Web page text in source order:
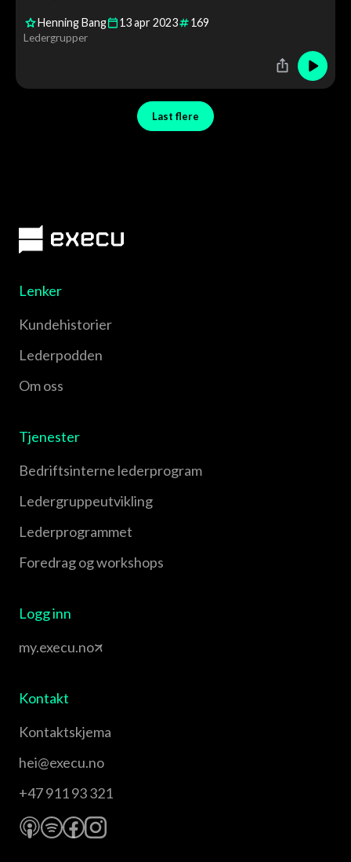
Henning Bang 13apr2023 169
Ledergrupper
Last flere
Lenker
Kundehistorier
Lederpodden
Om oss
Tjenester
Bedriftsinterne lederprogram
Leder­gruppe­utvikling
Leder­programmet
Foredrag og workshops
Logg inn
my.execu.no
Kontakt
Kontaktskjema
hei@execu.no
+47 911 93 321